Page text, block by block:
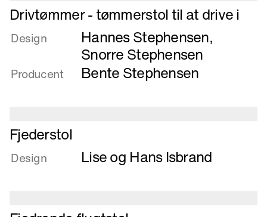
Læs
mere
om
tømmerstol
i
Drivtømmer - tømmerstol til at drive i
Design Hannes Stephensen,
Snorre Stephensen
Producent Bente Stephensen
Læs
mere
om
Fjederstol
Design Lise og Hans Isbrand
Læs